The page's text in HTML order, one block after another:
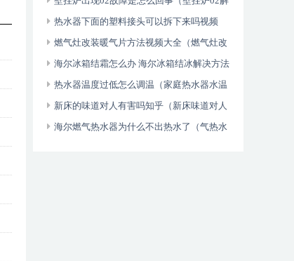
决）
热水器下面的塑料接头可以拆下来吗视频
（热水器下面的接头怎么处理）
燃气灶改装暖气片方法视频大全（燃气灶改
装暖气片方法）
海尔冰箱结霜怎么办 海尔冰箱结冰解决方法
介绍（燃爆了）
热水器温度过低怎么调温（家庭热水器水温
低怎么办）
新床的味道对人有害吗知乎（新床味道对人
体有害吗）
海尔燃气热水器为什么不出热水了（气热水